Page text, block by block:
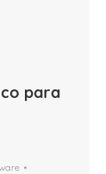
para